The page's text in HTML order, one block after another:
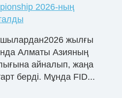
2026-ның
жылғы
Алматы Азияның
айналып, жаңа
берді. Мұнда FID...